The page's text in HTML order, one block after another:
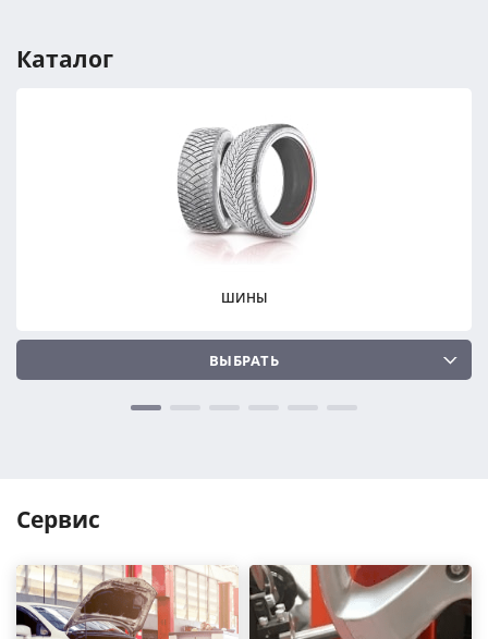
Сбросить
ПОДОБРАТЬ
Сбросить
Год авто
ПОДОБРАТЬ
Сбросить
Каталог
ШИНЫ
ВЫБРАТЬ
Сервис